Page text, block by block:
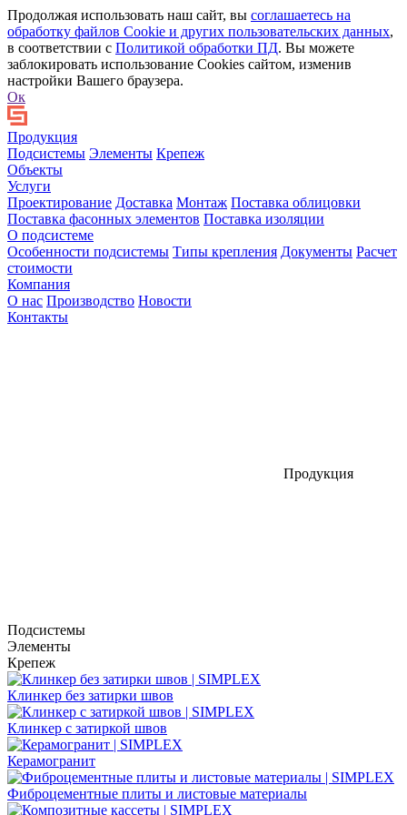
Продолжая использовать наш сайт, вы соглашаетесь на
обработку файлов Сookie и других пользовательских данных,
в соответствии с Политикой обработки ПД. Вы можете
заблокировать использование Cookies сайтом, изменив
настройки Вашего браузера.
Ок
Продукция
Подсистемы Элементы Крепеж
Объекты
Услуги
Проектирование Доставка Монтаж Поставка облицовки
Поставка фасонных элементов Поставка изоляции
О подсистеме
Особенности подсистемы Типы крепления Документы Расчет
стоимости
Компания
О нас Производство Новости
Контакты
Продукция
Подсистемы
Элементы
Крепеж
Клинкер без затирки швов
Клинкер с затиркой швов
Керамогранит
Фиброцементные плиты и листовые материалы